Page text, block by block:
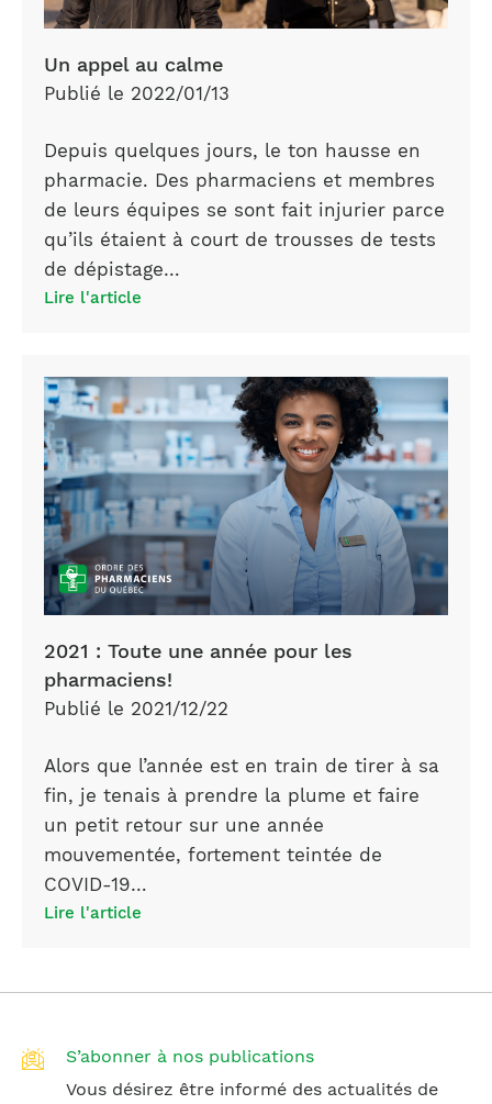
Un appel au calme
Publié le 2022/01/13
Depuis quelques jours, le ton hausse en
pharmacie. Des pharmaciens et membres
de leurs équipes se sont fait injurier parce
qu’ils étaient à court de trousses de tests
de dépistage…
Lire l'article
2021 : Toute une année pour les
pharmaciens!
Publié le 2021/12/22
Alors que l’année est en train de tirer à sa
fin, je tenais à prendre la plume et faire
un petit retour sur une année
mouvementée, fortement teintée de
COVID-19…
Lire l'article
S’abonner à nos publications
Vous désirez être informé des actualités de